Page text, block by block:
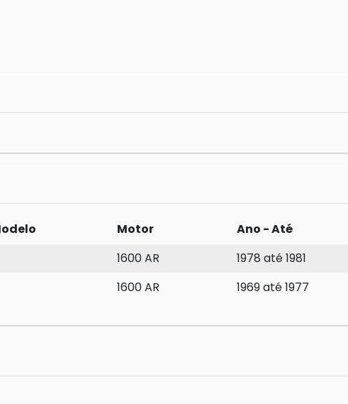
Motor
Ano - Até
1600 AR
1978 até 1981
1600 AR 1969 até 1977